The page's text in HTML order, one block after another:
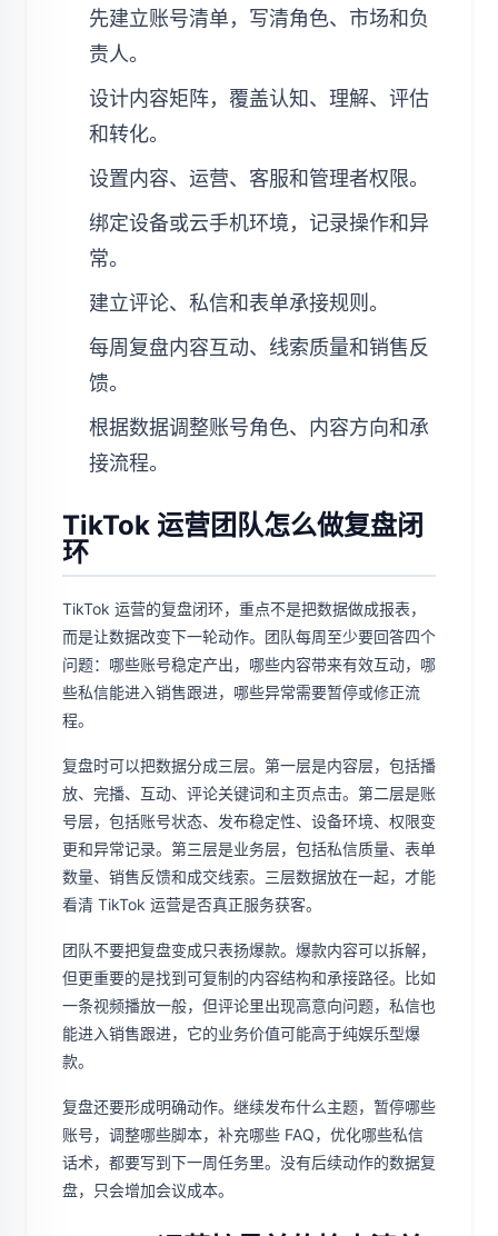
先建立账号清单，写清角色、市场和负
责人。
设计内容矩阵，覆盖认知、理解、评估
和转化。
设置内容、运营、客服和管理者权限。
绑定设备或云手机环境，记录操作和异
常。
建立评论、私信和表单承接规则。
每周复盘内容互动、线索质量和销售反
馈。
根据数据调整账号角色、内容方向和承
接流程。
TikTok 运营团队怎么做复盘闭
环
TikTok 运营的复盘闭环，重点不是把数据做成报表，
而是让数据改变下一轮动作。团队每周至少要回答四个
问题：哪些账号稳定产出，哪些内容带来有效互动，哪
些私信能进入销售跟进，哪些异常需要暂停或修正流
程。
复盘时可以把数据分成三层。第一层是内容层，包括播
放、完播、互动、评论关键词和主页点击。第二层是账
号层，包括账号状态、发布稳定性、设备环境、权限变
更和异常记录。第三层是业务层，包括私信质量、表单
数量、销售反馈和成交线索。三层数据放在一起，才能
看清 TikTok 运营是否真正服务获客。
团队不要把复盘变成只表扬爆款。爆款内容可以拆解，
但更重要的是找到可复制的内容结构和承接路径。比如
一条视频播放一般，但评论里出现高意向问题，私信也
能进入销售跟进，它的业务价值可能高于纯娱乐型爆
款。
复盘还要形成明确动作。继续发布什么主题，暂停哪些
账号，调整哪些脚本，补充哪些 FAQ，优化哪些私信
话术，都要写到下一周任务里。没有后续动作的数据复
盘，只会增加会议成本。